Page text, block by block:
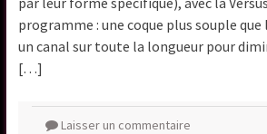
programme : une coque plus souple
un canal sur toute la longueur pour
[…]
Laisser un commentaire